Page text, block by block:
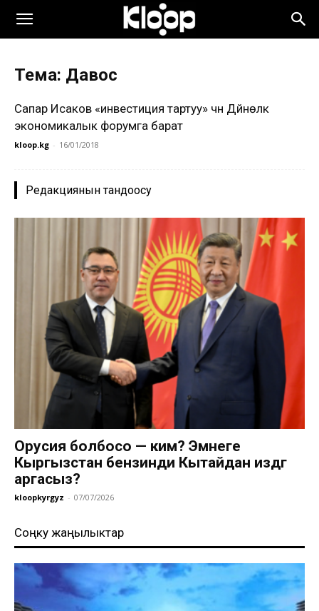
Тема: Давос
Сапар Исаков «инвестиция тартуу» үчүн Дүйнөлүк
экономикалык форумга барат
kloop.kg - 16/01/2018
Редакциянын тандоосу
Орусия болбосо — ким? Эмнеге
Кыргызстан бензинди Кытайдан издөөгө
аргасыз?
kloopkyrgyz - 07/07/2026
Соңку жаңылыктар